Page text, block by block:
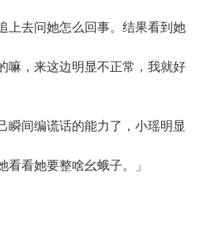
上去问她怎么回事。结果看到她
嘛，来这边明显不正常，我就好
间编谎话的能力了，小瑶明显
看看她要整啥幺蛾子。」